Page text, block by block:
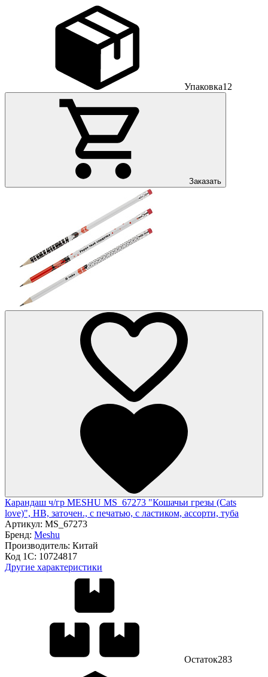
Упаковка12
Заказать
Карандаш ч/гр MESHU MS_67273 "Кошачьи грезы (Cats
love)", HB, заточен., с печатью, с ластиком, ассорти, туба
Артикул: MS_67273
Бренд: Meshu
Производитель: Китай
Код 1С: 10724817
Другие характеристики
Остаток283